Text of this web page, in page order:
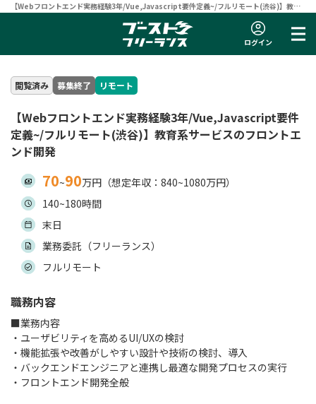
【Webフロントエンド実務経験3年/Vue,Javascript要件定義~/フルリモート(渋谷)】教育
ログイン
閲覧済み 募集終了 リモート
【Webフロントエンド実務経験3年/Vue,Javascript要件
定義~/フルリモート(渋谷)】教育系サービスのフロントエ
ンド開発
70~90万円（想定年収：840~1080万円）
140~180時間
末日
業務委託（フリーランス）
フルリモート
職務内容
■業務内容
・ユーザビリティを高めるUI/UXの検討
・機能拡張や改善がしやすい設計や技術の検討、導入
・バックエンドエンジニアと連携し最適な開発プロセスの実行
・フロントエンド開発全般